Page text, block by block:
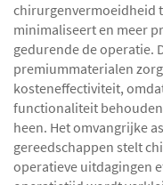
chirurgenvermoeidheid
minimaliseert en meer
gedurende de operatie.
premiummaterialen
kosteneffectiviteit,
functionaliteit
heen. Het omvangrijke
gereedschappen stelt
operatieve uitdagingen